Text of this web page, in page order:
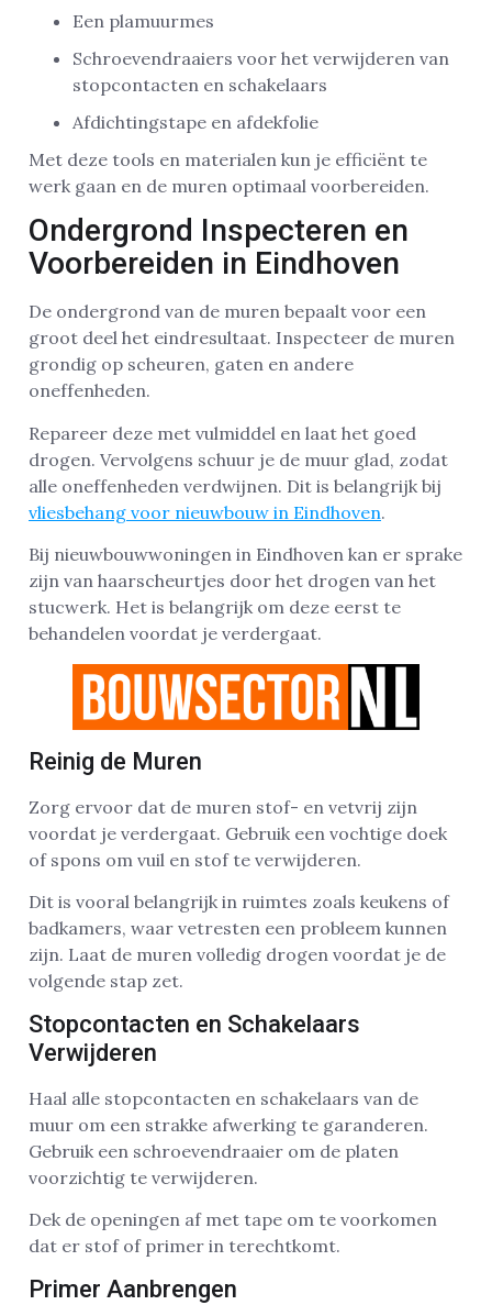
Een plamuurmes
Schroevendraaiers voor het verwijderen van
stopcontacten en schakelaars
Afdichtingstape en afdekfolie
Met deze tools en materialen kun je efficiënt te
werk gaan en de muren optimaal voorbereiden.
Ondergrond Inspecteren en
Voorbereiden in Eindhoven
De ondergrond van de muren bepaalt voor een
groot deel het eindresultaat. Inspecteer de muren
grondig op scheuren, gaten en andere
oneffenheden.
Repareer deze met vulmiddel en laat het goed
drogen. Vervolgens schuur je de muur glad, zodat
alle oneffenheden verdwijnen. Dit is belangrijk bij
vliesbehang voor nieuwbouw in Eindhoven.
Bij nieuwbouwwoningen in Eindhoven kan er sprake
zijn van haarscheurtjes door het drogen van het
stucwerk. Het is belangrijk om deze eerst te
behandelen voordat je verdergaat.
Reinig de Muren
Zorg ervoor dat de muren stof- en vetvrij zijn
voordat je verdergaat. Gebruik een vochtige doek
of spons om vuil en stof te verwijderen.
Dit is vooral belangrijk in ruimtes zoals keukens of
badkamers, waar vetresten een probleem kunnen
zijn. Laat de muren volledig drogen voordat je de
volgende stap zet.
Stopcontacten en Schakelaars
Verwijderen
Haal alle stopcontacten en schakelaars van de
muur om een strakke afwerking te garanderen.
Gebruik een schroevendraaier om de platen
voorzichtig te verwijderen.
Dek de openingen af met tape om te voorkomen
dat er stof of primer in terechtkomt.
Primer Aanbrengen